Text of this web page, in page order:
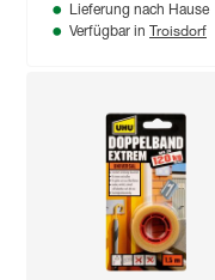
Lieferung nach Hause
Verfügbar in Troisdorf